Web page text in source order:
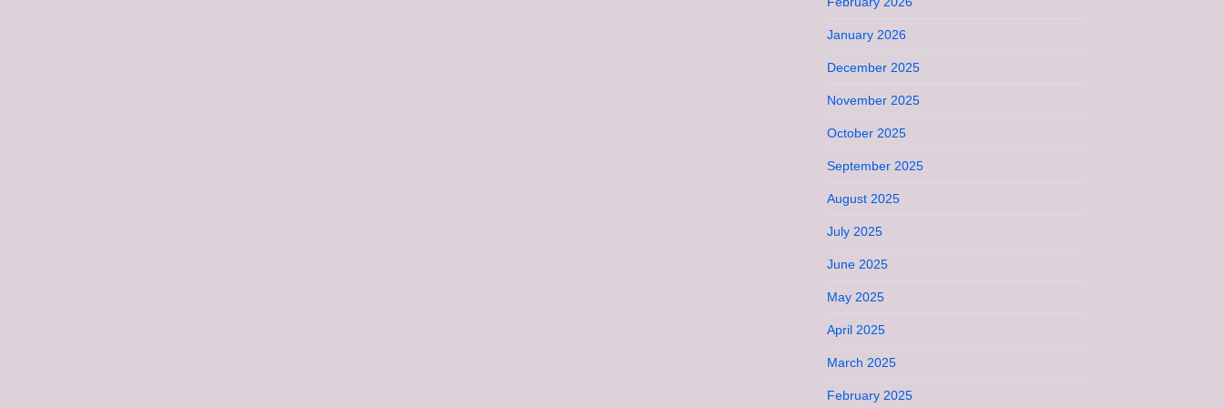
January 2026
December 2025
November 2025
October 2025
September 2025
August 2025
July 2025
June 2025
May 2025
April 2025
March 2025
February 2025